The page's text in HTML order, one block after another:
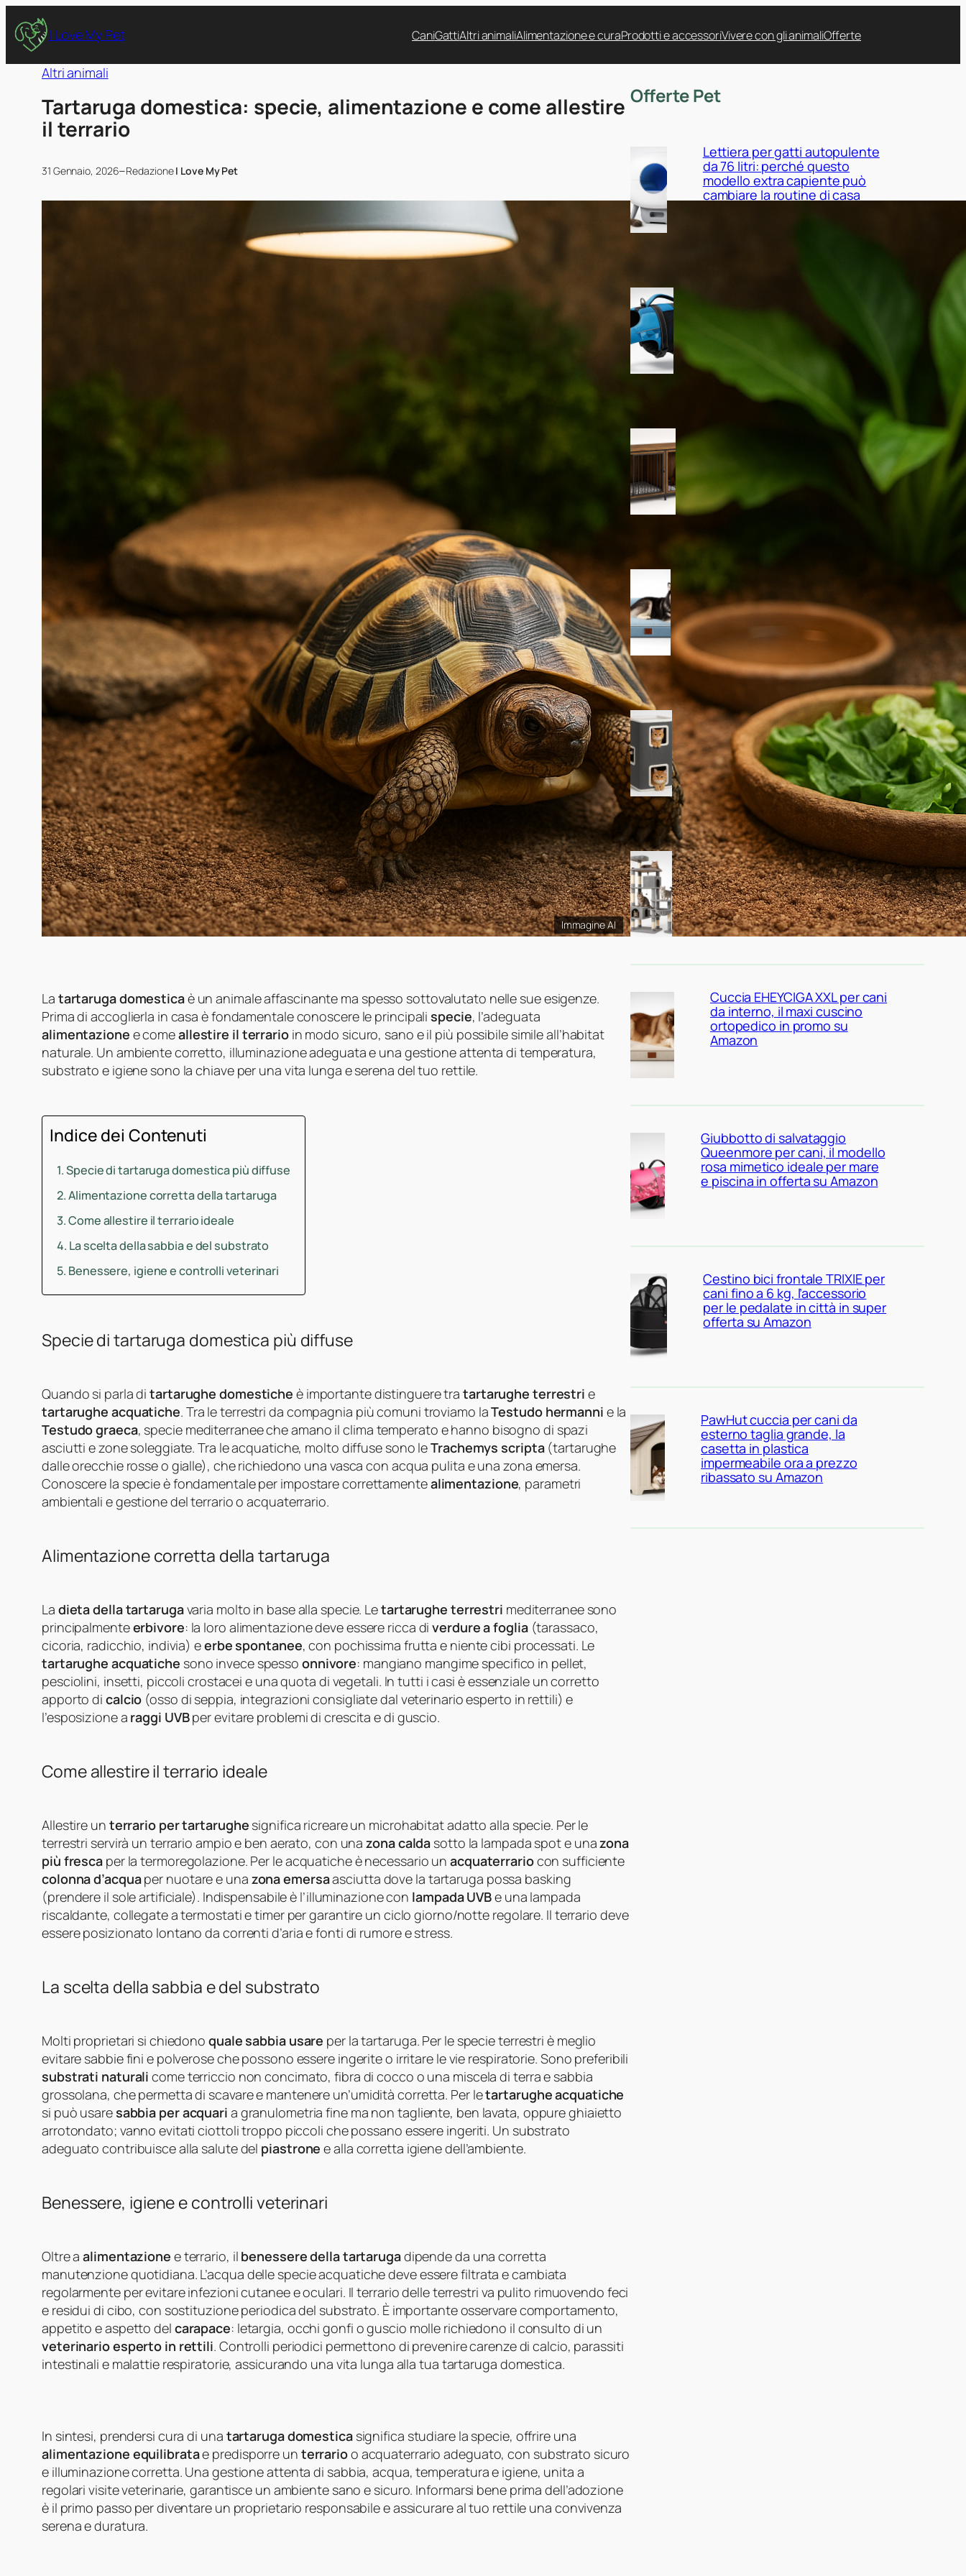
I Love My Pet CaniGattiAltri animaliAlimentazione e curaProdotti e accessoriVivere con gli animaliOfferte
Altri animali
Tartaruga domestica: specie, alimentazione e come allestire
il terrario
31 Gennaio, 2026–RedazioneI Love My Pet
Immagine AI
La tartaruga domesticaè un animale affascinante ma spesso sottovalutato nelle sue esigenze.
Prima di accoglierla in casa è fondamentale conoscere le principalispecie, l’adeguata
alimentazione e comeallestire il terrarioin modo sicuro, sano e il più possibile simile all’habitat
naturale. Un ambiente corretto, illuminazione adeguata e una gestione attenta di temperatura,
substrato e igiene sono la chiave per una vita lunga e serena del tuo rettile.
Indice dei Contenuti
Specie di tartaruga domestica più diffuse
Alimentazione corretta della tartaruga
Come allestire il terrario ideale
La scelta della sabbia e del substrato
Benessere, igiene e controlli veterinari
Specie di tartaruga domestica più diffuse
Quando si parla ditartarughe domestiche è importante distinguere tratartarughe terrestri e
tartarughe acquatiche. Tra le terrestri da compagnia più comuni troviamo laTestudo hermanni e la
Testudo graeca, specie mediterranee che amano il clima temperato e hanno bisogno di spazi
asciutti e zone soleggiate. Tra le acquatiche, molto diffuse sono leTrachemys scripta(tartarughe
dalle orecchie rosse o gialle), che richiedono una vasca con acqua pulita e una zona emersa.
Conoscere la specie è fondamentale per impostare correttamentealimentazione, parametri
ambientali e gestione del terrario o acquaterrario.
Alimentazione corretta della tartaruga
La dieta della tartarugavaria molto in base alla specie. Letartarughe terrestri mediterranee sono
principalmenteerbivore: la loro alimentazione deve essere ricca diverdure a foglia(tarassaco,
cicoria, radicchio, indivia) eerbe spontanee, con pochissima frutta e niente cibi processati. Le
tartarughe acquatiche sono invece spesso onnivore: mangiano mangime specifico in pellet,
pesciolini, insetti, piccoli crostacei e una quota di vegetali. In tutti i casi è essenziale un corretto
apporto di calcio (osso di seppia, integrazioni consigliate dal veterinario esperto in rettili) e
l’esposizione a raggi UVBper evitare problemi di crescita e di guscio.
Come allestire il terrario ideale
Allestire un terrario per tartarughe significa ricreare un microhabitat adatto alla specie. Per le
terrestri servirà un terrario ampio e ben aerato, con unazona calda sotto la lampada spot e unazona
più fresca per la termoregolazione. Per le acquatiche è necessario unacquaterrariocon sufficiente
colonna d’acquaper nuotare e una zona emersaasciutta dove la tartaruga possa basking
(prendere il sole artificiale). Indispensabile è l’illuminazione con lampada UVBe una lampada
riscaldante, collegate a termostati e timer per garantire un ciclo giorno/notte regolare. Il terrario deve
essere posizionato lontano da correnti d’aria e fonti di rumore e stress.
La scelta della sabbia e del substrato
Molti proprietari si chiedono quale sabbia usare per la tartaruga. Per le specie terrestri è meglio
evitare sabbie fini e polverose che possono essere ingerite o irritare le vie respiratorie. Sono preferibili
substrati naturali come terriccio non concimato, fibra di cocco o una miscela di terra e sabbia
grossolana, che permetta di scavare e mantenere un’umidità corretta. Per letartarughe acquatiche
si può usaresabbia per acquari a granulometria fine ma non tagliente, ben lavata, oppure ghiaietto
arrotondato; vanno evitati ciottoli troppo piccoli che possano essere ingeriti. Un substrato
adeguato contribuisce alla salute del piastrone e alla corretta igiene dell’ambiente.
Benessere, igiene e controlli veterinari
Oltre aalimentazione e terrario, il benessere della tartarugadipende da una corretta
manutenzione quotidiana. L’acqua delle specie acquatiche deve essere filtrata e cambiata
regolarmente per evitare infezioni cutanee e oculari. Il terrario delle terrestri va pulito rimuovendo feci
e residui di cibo, con sostituzione periodica del substrato. È importante osservare comportamento,
appetito e aspetto del carapace: letargia, occhi gonfi o guscio molle richiedono il consulto di un
veterinario esperto in rettili. Controlli periodici permettono di prevenire carenze di calcio, parassiti
intestinali e malattie respiratorie, assicurando una vita lunga alla tua tartaruga domestica.
In sintesi, prendersi cura di una tartaruga domesticasignifica studiare la specie, offrire una
alimentazione equilibratae predisporre un terrarioo acquaterrario adeguato, con substrato sicuro
e illuminazione corretta. Una gestione attenta di sabbia, acqua, temperatura e igiene, unita a
regolari visite veterinarie, garantisce un ambiente sano e sicuro. Informarsi bene prima dell’adozione
è il primo passo per diventare un proprietario responsabile e assicurare al tuo rettile una convivenza
serena e duratura.
Offerte Pet
Lettiera per gatti autopulente
da 76 litri: perché questo
modello extra capiente può
cambiare la routine di casa
CITÉTOILE per cani XS:
sicurezza in acqua per
Kennel tavolo XXL in legno e
metallo: la gabbia per cani
che diventa mobile da salotto
Cuccia EHEYCIGA XXL per cani
grandi: letto ortopedico da
interno pensato per
articolazioni delicate
PawHut torre per gatti a 4
livelli: tiragraffi compatto per
arricchire anche i piccoli
appartamenti
Tiragraffi Globlazer XXL da 213
cm, la torre extra alta per gatti
grandi in forte sconto su
Amazon
Cuccia EHEYCIGA XXL per cani
da interno, il maxi cuscino
ortopedico in promo su
Amazon
Giubbotto di salvataggio
Queenmore per cani, il modello
rosa mimetico ideale per mare
e piscina in offerta su Amazon
Cestino bici frontale TRIXIE per
cani fino a 6 kg, l’accessorio
per le pedalate in città in super
offerta su Amazon
PawHut cuccia per cani da
esterno taglia grande, la
casetta in plastica
impermeabile ora a prezzo
ribassato su Amazon